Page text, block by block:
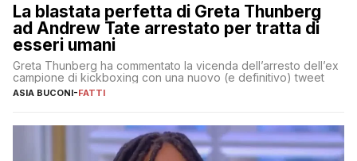
La blastata perfetta di Greta Thunberg
ad Andrew Tate arrestato per tratta di
esseri umani
Greta Thunberg ha commentato la vicenda dell’arresto dell’ex
campione di kickboxing con una nuovo (e definitivo) tweet
ASIA BUCONI-FATTI